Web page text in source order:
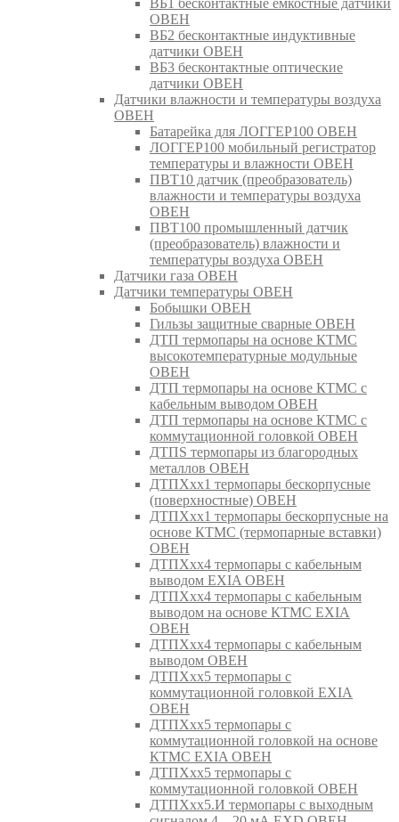
ВБ1 бесконтактные емкостные датчики
ОВЕН
ВБ2 бесконтактные индуктивные
датчики ОВЕН
ВБ3 бесконтактные оптические
датчики ОВЕН
Датчики влажности и температуры воздуха
ОВЕН
Батарейка для ЛОГГЕР100 ОВЕН
ЛОГГЕР100 мобильный регистратор
температуры и влажности ОВЕН
ПВТ10 датчик (преобразователь)
влажности и температуры воздуха
ОВЕН
ПВТ100 промышленный датчик
(преобразователь) влажности и
температуры воздуха ОВЕН
Датчики газа ОВЕН
Датчики температуры ОВЕН
Бобышки ОВЕН
Гильзы защитные сварные ОВЕН
ДТП термопары на основе КТМС
высокотемпературные модульные
ОВЕН
ДТП термопары на основе КТМС с
кабельным выводом ОВЕН
ДТП термопары на основе КТМС с
коммутационной головкой ОВЕН
ДТПS термопары из благородных
металлов ОВЕН
ДТПХхх1 термопары бескорпусные
(поверхностные) ОВЕН
ДТПХхх1 термопары бескорпусные на
основе КТМС (термопарные вставки)
ОВЕН
ДТПХхх4 термопары с кабельным
выводом EXIA ОВЕН
ДТПХхх4 термопары с кабельным
выводом на основе КТМС EXIA
ОВЕН
ДТПХхх4 термопары с кабельным
выводом ОВЕН
ДТПХхх5 термопары с
коммутационной головкой EXIA
ОВЕН
ДТПХхх5 термопары с
коммутационной головкой на основе
КТМС EXIA ОВЕН
ДТПХхх5 термопары с
коммутационной головкой ОВЕН
ДТПХхх5.И термопары с выходным